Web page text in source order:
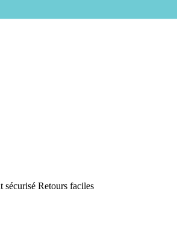
sécurisé Retours faciles